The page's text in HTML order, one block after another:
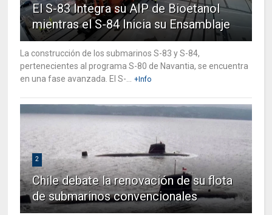
El S-83 Integra su AIP de Bioetanol
mientras el S-84 Inicia su Ensamblaje
La construcción de los submarinos S-83 y S-84,
pertenecientes al programa S-80 de Navantia, se encuentra
en una fase avanzada. El S-...
+Info
2
Chile debate la renovación de su flota
de submarinos convencionales